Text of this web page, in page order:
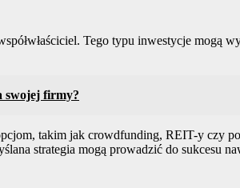
Tego typu inwestycje mogą
swojej firmy?
takim jak crowdfunding, REIT-y czy
strategia mogą prowadzić do sukcesu